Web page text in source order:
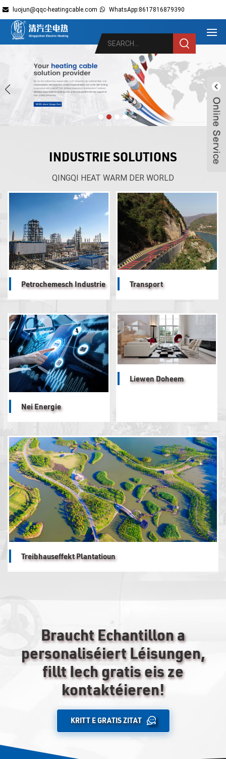
luojun@qqc-heatingcable.com WhatsApp:8617816879390
INDUSTRIE SOLUTIONS
QINGQI HEAT WARM DER WORLD
Petrochemesch Industrie Transport
Nei Energie
Liewen Doheem
Treibhauseffekt Plantatioun
Braucht Echantillon a
personaliséiert Léisungen,
fillt Iech gratis eis ze
kontaktéieren!
KRITT E GRATIS ZITAT